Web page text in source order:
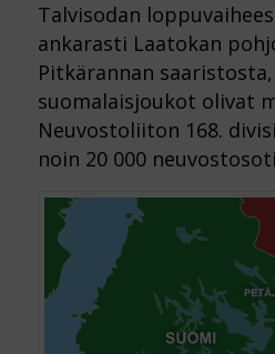
Talvisodan
ankarasti Laatokan
Pitkärannan
suomalaisjoukot olivat
Neuvostoliiton 168.
noin 20 000